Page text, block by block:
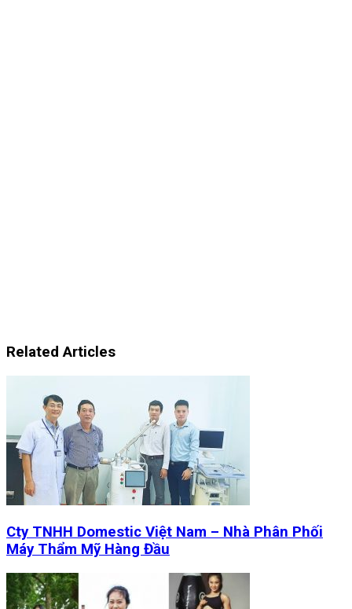
Related Articles
Cty TNHH Domestic Việt Nam – Nhà Phân Phối
Máy Thẩm Mỹ Hàng Đầu